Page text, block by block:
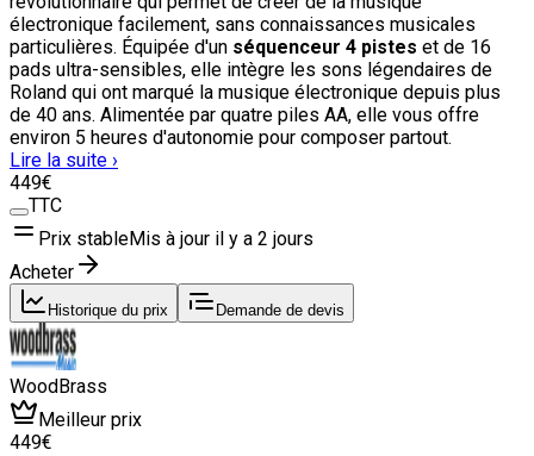
électronique facilement, sans connaissances musicales
particulières. Équipée d'un séquenceur 4 pistes et de 16
pads ultra-sensibles, elle intègre les sons légendaires de
Roland qui ont marqué la musique électronique depuis plus
de 40 ans. Alimentée par quatre piles AA, elle vous offre
environ 5 heures d'autonomie pour composer partout.
Lire la suite ›
449€
TTC
Prix stableMis à jour il y a 2 jours
Acheter
Historique du prix Demande de devis
WoodBrass
Meilleur prix
449€